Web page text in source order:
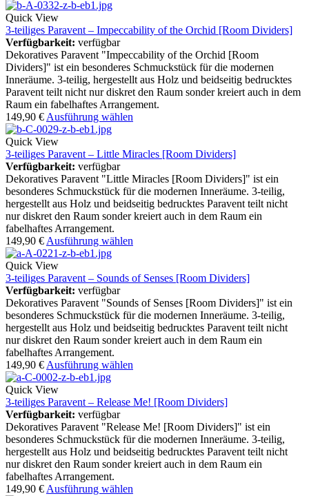
Quick View
3-teiliges Paravent – Impeccability of the Orchid [Room Dividers]
Verfügbarkeit: verfügbar
Dekoratives Paravent "Impeccability of the Orchid [Room
Dividers]" ist ein besonderes Schmuckstück für die modernen
Inneräume. 3-teilig, hergestellt aus Holz und beidseitig bedrucktes
Paravent teilt nicht nur diskret den Raum sonder kreiert auch in dem
Raum ein fabelhaftes Arrangement.
149,90 € Ausführung wählen
Quick View
3-teiliges Paravent – Little Miracles [Room Dividers]
Verfügbarkeit: verfügbar
Dekoratives Paravent "Little Miracles [Room Dividers]" ist ein
besonderes Schmuckstück für die modernen Inneräume. 3-teilig,
hergestellt aus Holz und beidseitig bedrucktes Paravent teilt nicht
nur diskret den Raum sonder kreiert auch in dem Raum ein
fabelhaftes Arrangement.
149,90 € Ausführung wählen
Quick View
3-teiliges Paravent – Sounds of Senses [Room Dividers]
Verfügbarkeit: verfügbar
Dekoratives Paravent "Sounds of Senses [Room Dividers]" ist ein
besonderes Schmuckstück für die modernen Inneräume. 3-teilig,
hergestellt aus Holz und beidseitig bedrucktes Paravent teilt nicht
nur diskret den Raum sonder kreiert auch in dem Raum ein
fabelhaftes Arrangement.
149,90 € Ausführung wählen
Quick View
3-teiliges Paravent – Release Me! [Room Dividers]
Verfügbarkeit: verfügbar
Dekoratives Paravent "Release Me! [Room Dividers]" ist ein
besonderes Schmuckstück für die modernen Inneräume. 3-teilig,
hergestellt aus Holz und beidseitig bedrucktes Paravent teilt nicht
nur diskret den Raum sonder kreiert auch in dem Raum ein
fabelhaftes Arrangement.
149,90 € Ausführung wählen